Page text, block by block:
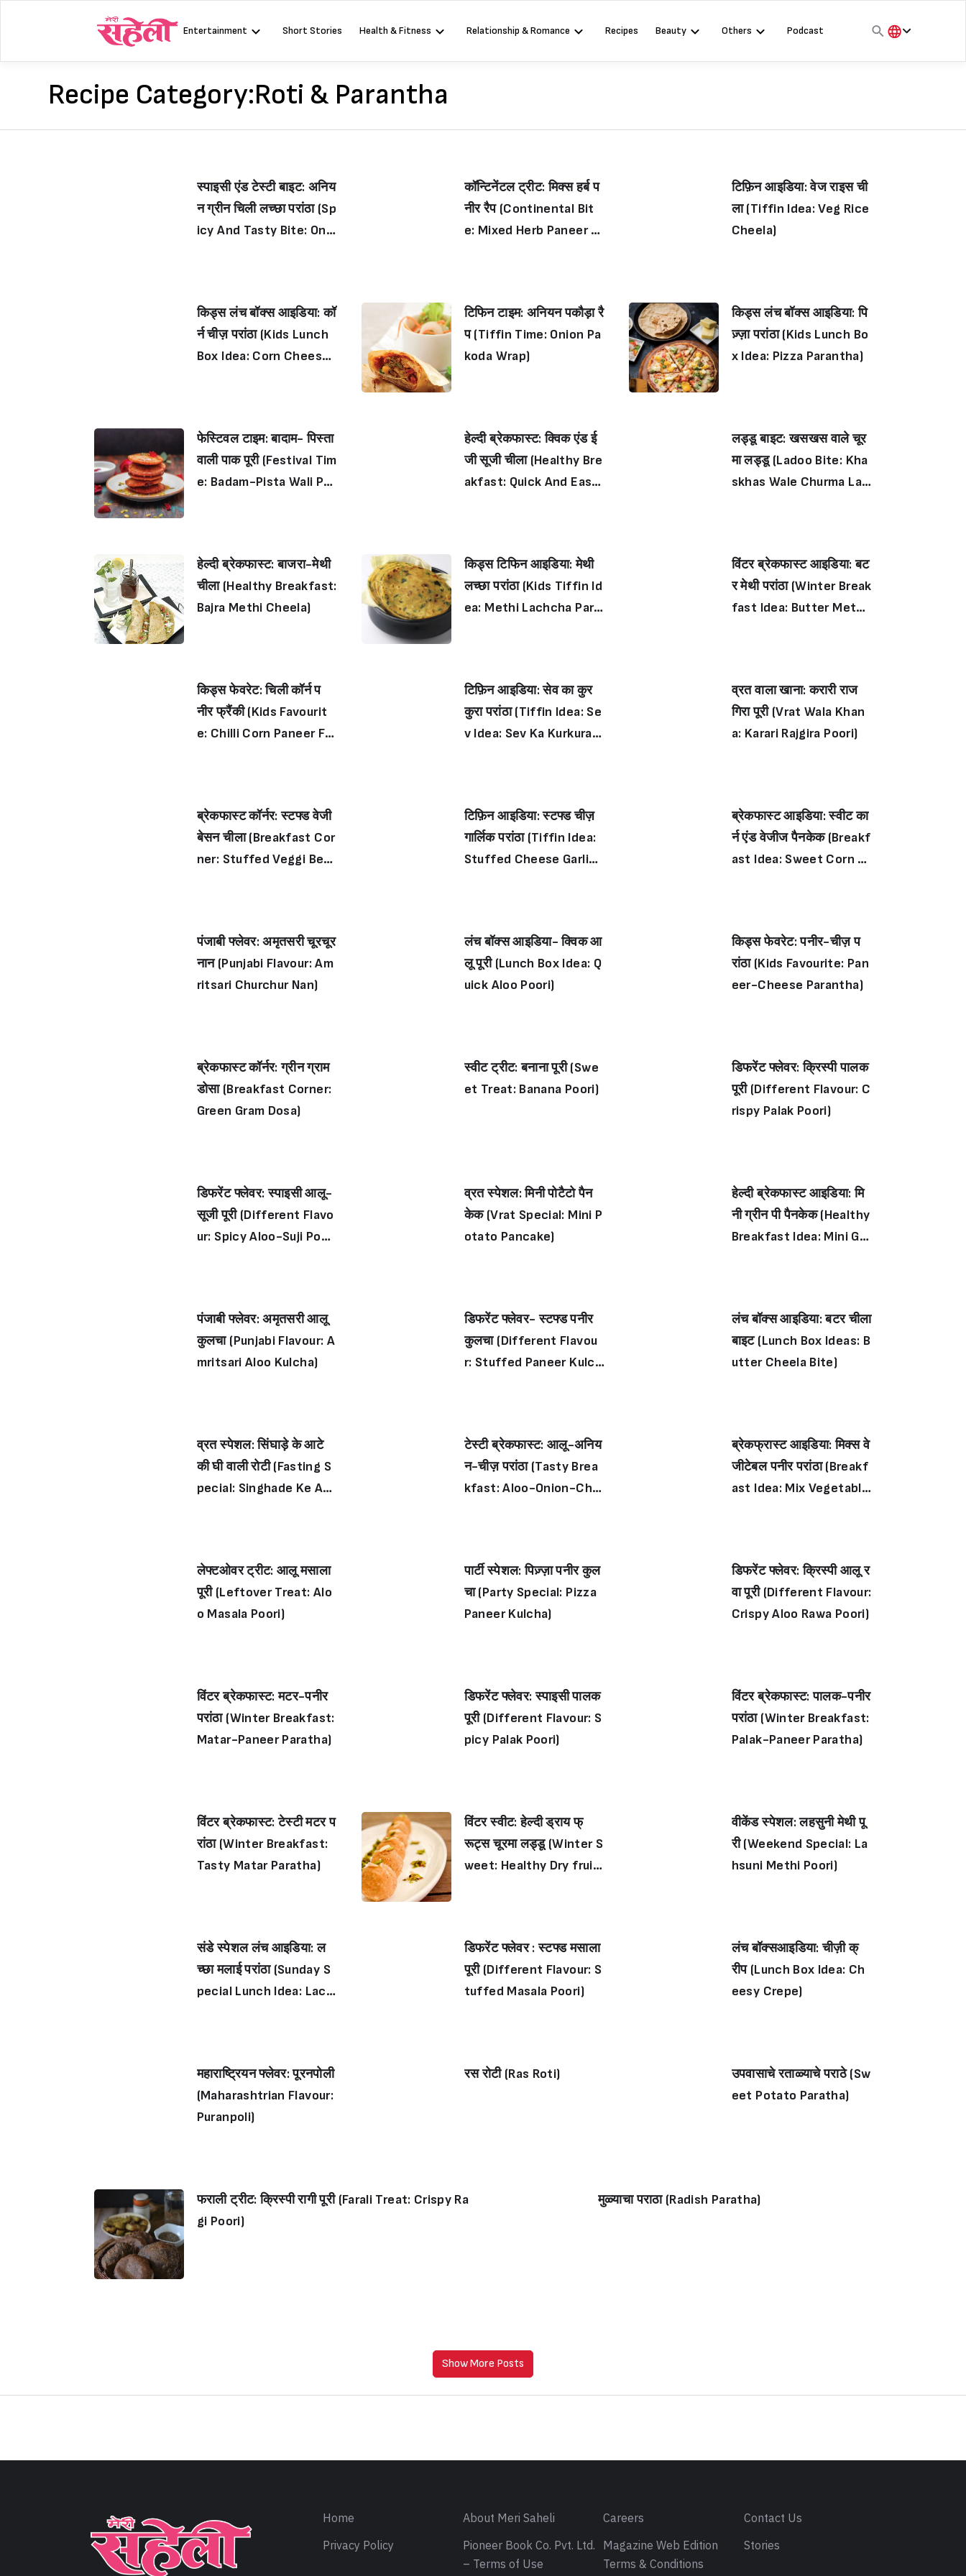
Sign in
Entertainment Short Stories Health & Fitness Relationship & Romance Recipes Beauty Others
Podcast
Recipe Category:Roti & Parantha
स्पाइसी एंड टेस्टी बाइट: अनिय
न ग्रीन चिली लच्छा परांठा (Sp
icy And Tasty Bite: Onio
कॉन्टिनेंटल ट्रीट: मिक्स हर्ब प
नीर रैप (Continental Bit
e: Mixed Herb Paneer W
टिफ़िन आइडिया: वेज राइस ची
ला (Tiffin Idea: Veg Rice
Cheela)
किड्स लंच बॉक्स आइडिया: कॉ
र्न चीज़ परांठा (Kids Lunch
Box Idea: Corn Cheese
टिफिन टाइम: अनियन पकौड़ा रै
प (Tiffin Time: Onion Pa
koda Wrap)
किड्स लंच बॉक्स आइडिया: पि
ज़्ज़ा परांठा (Kids Lunch Bo
x Idea: Pizza Parantha)
फेस्टिवल टाइम: बादाम- पिस्ता
वाली पाक पूरी (Festival Tim
e: Badam-Pista Wali Pak
हेल्दी ब्रेकफास्ट: क्विक एंड ई
जी सूजी चीला (Healthy Bre
akfast: Quick And Easy
लड्डू बाइट: खसखस वाले चूर
मा लड्डू (Ladoo Bite: Kha
skhas Wale Churma Lad
हेल्दी ब्रेकफास्ट: बाजरा-मेथी
चीला (Healthy Breakfast:
Bajra Methi Cheela)
किड्स टिफिन आइडिया: मेथी
लच्छा परांठा (Kids Tiffin Id
ea: Methi Lachcha Para
विंटर ब्रेकफास्ट आइडिया: बट
र मेथी परांठा (Winter Break
fast Idea: Butter Methi
किड्स फेवरेट: चिली कॉर्न प
नीर फ्रैंकी (Kids Favourit
e: Chilli Corn Paneer Fra
टिफ़िन आइडिया: सेव का कुर
कुरा परांठा (Tiffin Idea: Se
v Idea: Sev Ka Kurkura P
व्रत वाला खाना: करारी राज
गिरा पूरी (Vrat Wala Khan
a: Karari Rajgira Poori)
ब्रेकफास्ट कॉर्नर: स्टफ्ड वेजी
बेसन चीला (Breakfast Cor
ner: Stuffed Veggi Besa
टिफ़िन आइडिया: स्टफ्ड चीज़
गार्लिक परांठा (Tiffin Idea:
Stuffed Cheese Garlic
ब्रेकफास्ट आइडिया: स्वीट का
र्न एंड वेजीज पैनकेक (Breakf
ast Idea: Sweet Corn A
पंजाबी फ्लेवर: अमृतसरी चूरचूर
नान (Punjabi Flavour: Am
ritsari Churchur Nan)
लंच बॉक्स आइडिया- क्विक आ
लू पूरी (Lunch Box Idea: Q
uick Aloo Poori)
किड्स फेवरेट: पनीर-चीज़ प
रांठा (Kids Favourite: Pan
eer-Cheese Parantha)
ब्रेकफास्ट कॉर्नर: ग्रीन ग्राम
डोसा (Breakfast Corner:
Green Gram Dosa)
स्वीट ट्रीट: बनाना पूरी (Swe
et Treat: Banana Poori)
डिफरेंट फ्लेवर: क्रिस्पी पालक
पूरी (Different Flavour: C
rispy Palak Poori)
डिफरेंट फ्लेवर: स्पाइसी आलू-
सूजी पूरी (Different Flavo
ur: Spicy Aloo-Suji Poor
व्रत स्पेशल: मिनी पोटैटो पैन
केक (Vrat Special: Mini P
otato Pancake)
हेल्दी ब्रेकफास्ट आइडिया: मि
नी ग्रीन पी पैनकेक (Healthy
Breakfast Idea: Mini Gre
पंजाबी फ्लेवर: अमृतसरी आलू
कुलचा (Punjabi Flavour: A
mritsari Aloo Kulcha)
डिफरेंट फ्लेवर- स्टफ्ड पनीर
कुलचा (Different Flavou
r: Stuffed Paneer Kulch
लंच बॉक्स आइडिया: बटर चीला
बाइट (Lunch Box Ideas: B
utter Cheela Bite)
व्रत स्पेशल: सिंघाड़े के आटे
की घी वाली रोटी (Fasting S
pecial: Singhade Ke Aat
टेस्टी ब्रेकफास्ट: आलू-अनिय
न-चीज़ परांठा (Tasty Brea
kfast: Aloo-Onion-Che
ब्रेकफ्रास्ट आइडिया: मिक्स वे
जीटेबल पनीर परांठा (Breakf
ast Idea: Mix Vegetable
लेफ्टओवर ट्रीट: आलू मसाला
पूरी (Leftover Treat: Alo
o Masala Poori)
पार्टी स्पेशल: पिज़्ज़ा पनीर कुल
चा (Party Special: Pizza
Paneer Kulcha)
डिफरेंट फ्लेवर: क्रिस्पी आलू र
वा पूरी (Different Flavour:
Crispy Aloo Rawa Poori)
विंटर ब्रेकफास्ट: मटर-पनीर
परांठा (Winter Breakfast:
Matar-Paneer Paratha)
डिफरेंट फ्लेवर: स्पाइसी पालक
पूरी (Different Flavour: S
picy Palak Poori)
विंटर ब्रेकफास्ट: पालक-पनीर
परांठा (Winter Breakfast:
Palak-Paneer Paratha)
विंटर ब्रेकफास्ट: टेस्टी मटर प
रांठा (Winter Breakfast:
Tasty Matar Paratha)
विंटर स्वीट: हेल्दी ड्राय फ्
रूट्स चूरमा लड्डू (Winter S
weet: Healthy Dry fruit
वीकेंड स्पेशल: लहसुनी मेथी पू
री (Weekend Special: La
hsuni Methi Poori)
संडे स्पेशल लंच आइडिया: ल
च्छा मलाई परांठा (Sunday S
pecial Lunch Idea: Lach
डिफरेंट फ्लेवर : स्टफ्ड मसाला
पूरी (Different Flavour: S
tuffed Masala Poori)
लंच बॉक्सआइडिया: चीज़ी क्
रीप (Lunch Box Idea: Ch
eesy Crepe)
महाराष्ट्रियन फ्लेवर: पूरनपोली
(Maharashtrian Flavour:
Puranpoli)
रस रोटी (Ras Roti)
उपवासाचे रताळ्याचे पराठे (Sw
eet Potato Paratha)
फराली ट्रीट: क्रिस्पी रागी पूरी (Farali Treat: Crispy Ra
gi Poori)
मुळ्याचा पराठा (Radish Paratha)
Show More Posts
Home About Meri Saheli Careers
Contact Us
Privacy Policy
Pioneer Book Co. Pvt. Ltd.
– Terms of Use
Magazine Web Edition
Terms & Conditions
Stories